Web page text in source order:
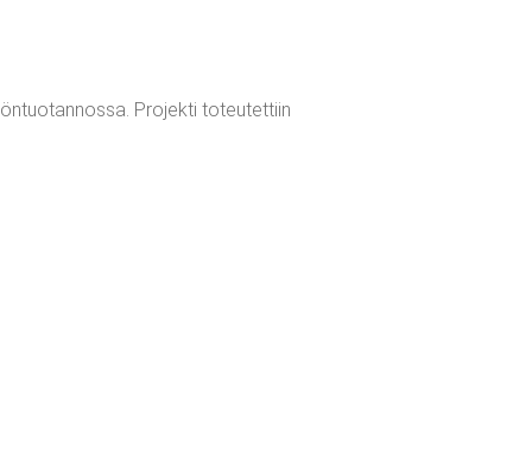
Projekti toteutettiin